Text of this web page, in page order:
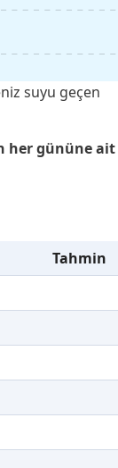
suyu geçen
her gününe ait
Tahmin